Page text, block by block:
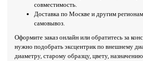
совместимость.
Доставка по Москве и другим
самовывоз.
Оформите заказ онлайн или обратитесь за
нужно подобрать эксцентрик по внешнему
диаметру, старому образцу, цвету,